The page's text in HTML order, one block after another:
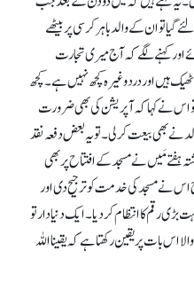
تو ان کے والد باہر کرسی پر بیٹھے
کہنے لگے کہ آج میری تجارت
ہیں اور درد وغیرہ کچھ نہیں ہے۔ کچھ
اس نے کہا کہ آپریشن کی بھی ضرورت
بھی بیعت کر لی۔ تو یہ بعض دفعہ نقد
ہفتے مَیں نے مسجد کے افتتاح پر بھی
نے مسجد کی خدمت کو ترجیح دی اور
رقم کا انتظام کر دیا۔ ایک دنیا دار تو
اس بات پر یقین رکھتا ہے کہ یقینا اللہ